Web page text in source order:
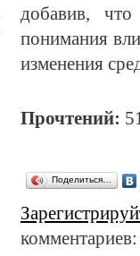
добавив,
понимания
изменения
Прочтений:
Поделиться…